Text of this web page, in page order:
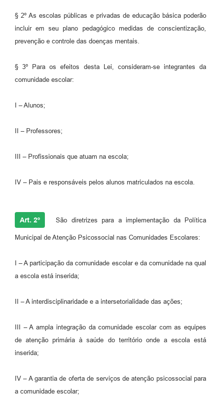
§ 2º As escolas públicas e privadas de educação básica poderão
incluir em seu plano pedagógico medidas de conscientização,
prevenção e controle das doenças mentais.
§ 3º Para os efeitos desta Lei, consideram-se integrantes da
comunidade escolar:
I – Alunos;
II – Professores;
III – Profissionais que atuam na escola;
IV – Pais e responsáveis pelos alunos matriculados na escola.
Art. 2º São diretrizes para a implementação da Política
Municipal de Atenção Psicossocial nas Comunidades Escolares:
I – A participação da comunidade escolar e da comunidade na qual
a escola está inserida;
II – A interdisciplinaridade e a intersetorialidade das ações;
III – A ampla integração da comunidade escolar com as equipes
de atenção primária à saúde do território onde a escola está
inserida;
IV – A garantia de oferta de serviços de atenção psicossocial para
a comunidade escolar;